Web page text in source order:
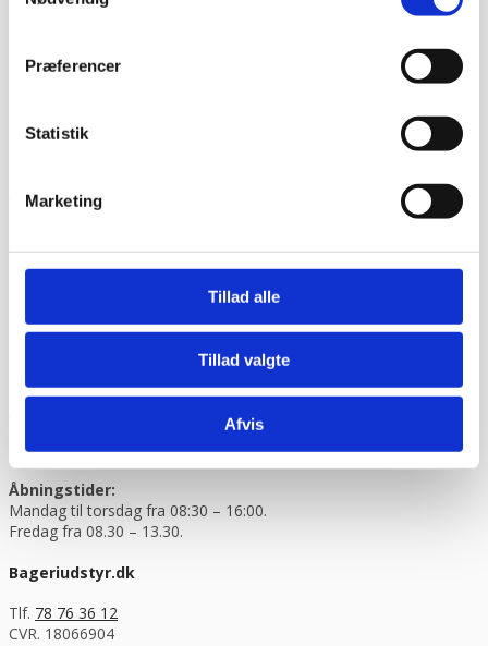
Præferencer
Statistik
Marketing
Tillad alle
Tillad valgte
Afvis
Vurderet af Laila
Bageriudstyr.dk
udspringer af cateringinventar.dk, der har
solgt storkøkkener siden 1994. Vi bruger vores store viden
rigtige maskiner, til den rigtige pris. Vi har Danmarks
største sortiment og med tilliden, som kernen i vores
arbejde, kan du trygt vælge os som din leverandør inden
Udelukkende salg til erhverv. Alle priser på siden er ekskl.
Besøg os på: Rømersvej 33, 7430 Ikast
Åbningstider:
Mandag til torsdag fra 08:30 – 16:00.
Fredag fra 08.30 – 13.30.
Bageriudstyr.dk
Tlf. 78 76 36 12
CVR. 18066904